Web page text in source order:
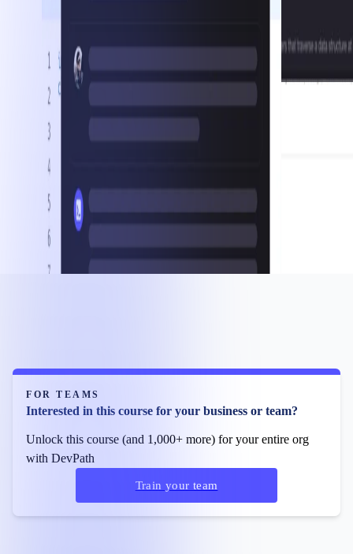
FOR TEAMS
Interested in this course for your business or team?
Unlock this course (and 1,000+ more) for your entire org
with DevPath
Train your team